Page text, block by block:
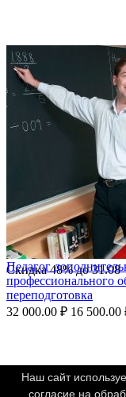
Скидка48%до31.08
Педагог
профессионального
переподготовка
32 000.00 ₽ 16 500.00
Наш сайт
согласие на